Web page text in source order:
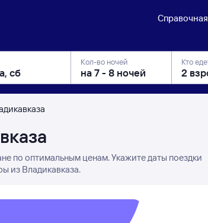
Справочная
Кол-во ночей Кто
по оптимальным ценам. Укажите даты поездки
из Владикавказа.